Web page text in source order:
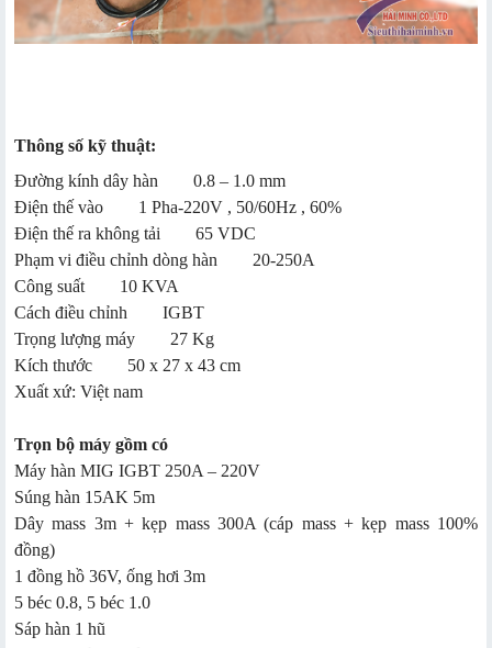
Thông số kỹ thuật:
Đường kính dây hàn 0.8 – 1.0 mm
Điện thế vào 1 Pha-220V , 50/60Hz , 60%
Điện thế ra không tải 65 VDC
Phạm vi điều chỉnh dòng hàn 20-250A
Công suất 10 KVA
Cách điều chỉnh IGBT
Trọng lượng máy 27 Kg
Kích thước 50 x 27 x 43 cm
Xuất xứ: Việt nam
Trọn bộ máy gồm có
Máy hàn MIG IGBT 250A – 220V
Súng hàn 15AK 5m
Dây mass 3m + kẹp mass 300A (cáp mass + kẹp mass 100%
đồng)
1 đồng hồ 36V, ống hơi 3m
5 béc 0.8, 5 béc 1.0
Sáp hàn 1 hũ